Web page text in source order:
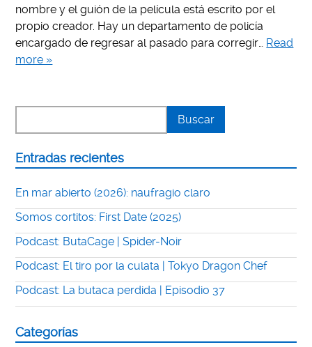
nombre y el guión de la película está escrito por el
propio creador. Hay un departamento de policía
encargado de regresar al pasado para corregir… Read
more »
Entradas recientes
En mar abierto (2026): naufragio claro
Somos cortitos: First Date (2025)
Podcast: ButaCage | Spider-Noir
Podcast: El tiro por la culata | Tokyo Dragon Chef
Podcast: La butaca perdida | Episodio 37
Categorías